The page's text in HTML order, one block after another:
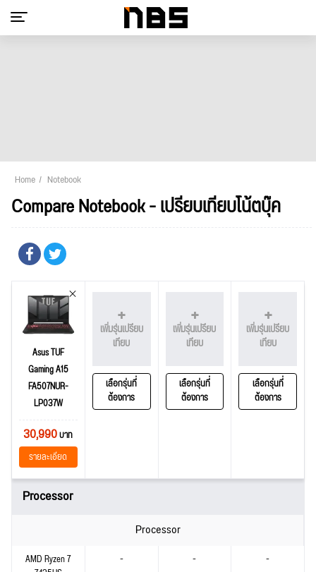
Home Notebook
Compare Notebook - เปรียบเทียบโน้ตบุ๊ค
Asus TUF
Gaming A15
FA507NUR-
LP037W
30,990บาท
รายละเอียด
เพิ่มรุ่นเปรียบ
เทียบ
เลือกรุ่นที่
ต้องการ
เพิ่มรุ่นเปรียบ
เทียบ
เลือกรุ่นที่
ต้องการ
เพิ่มรุ่นเปรียบ
เทียบ
เลือกรุ่นที่
ต้องการ
Processor
Processor
AMD Ryzen 7
- - -